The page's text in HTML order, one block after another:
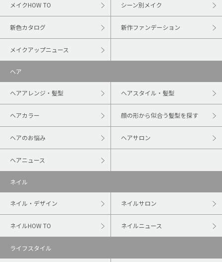
メイクHOW TO シーン別メイク
新色カタログ 新作ファンデーション
メイクアップニュース
ヘア
ヘアアレンジ・髪型 ヘアスタイル・髪型
ヘアカラー 顔の形から似合う髪型を探す
ヘアのお悩み ヘアサロン
ヘアニュース
ネイル
ネイル・デザイン ネイルサロン
ネイルHOW TO ネイルニュース
ライフスタイル